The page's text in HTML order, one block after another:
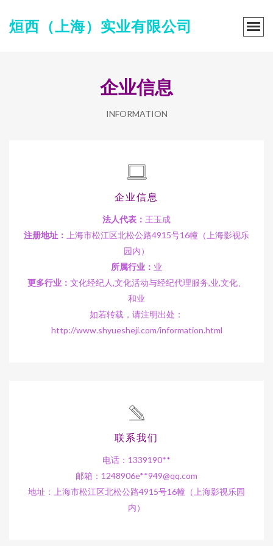
烜西（上海）实业有限公司
企业信息
INFORMATION
企业信息
法人代表： 王玉成
注册地址：
上海市松江区北松公路4915号16幢（上海影视乐
园内）
所属行业： 业
更多行业： 文化经纪人,文化活动与经纪代理服务,业,文化、
和业
如若转载，请注明出处：
http://www.shyuesheji.com/information.html
联系我们
电话：1339190**
邮箱：1248906e**949@qq.com
地址：上海市松江区北松公路4915号16幢（上海影视乐园
内）